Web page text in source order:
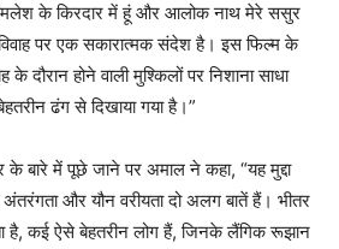
के किरदार में हूं और आलोक नाथ मेरे ससुर
पर एक सकारात्मक संदेश है। इस फिल्म के
दौरान होने वाली मुश्किलों पर निशाना साधा
ढंग से दिखाया गया है।”
बारे में पूछे जाने पर अमाल ने कहा, “यह मुद्दा
और यौन वरीयता दो अलग बातें हैं। भीतर
है, कई ऐसे बेहतरीन लोग हैं, जिनके लैंगिक रूझान